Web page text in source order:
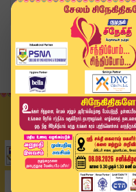
Home
வீடியோ ஸ்டோரி
கரூரில் விஜய்